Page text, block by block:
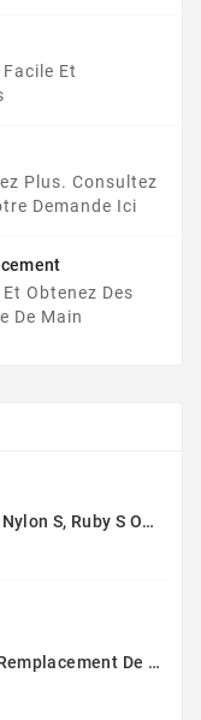
Et
Plus. Consultez
Demande Ici
Obtenez Des
De Main
Médiator/plectre En Nylon S, Ruby S Ou Touch L - STAGG PBOX10
🔋 Service Express : Remplacement De Piles D'Horlogerie